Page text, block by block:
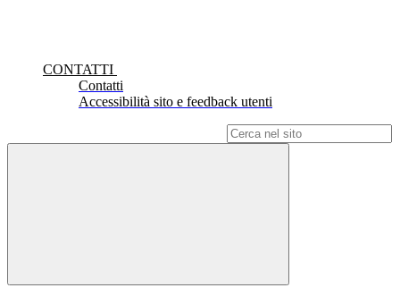
CONTATTI
Contatti
Accessibilità sito e feedback utenti